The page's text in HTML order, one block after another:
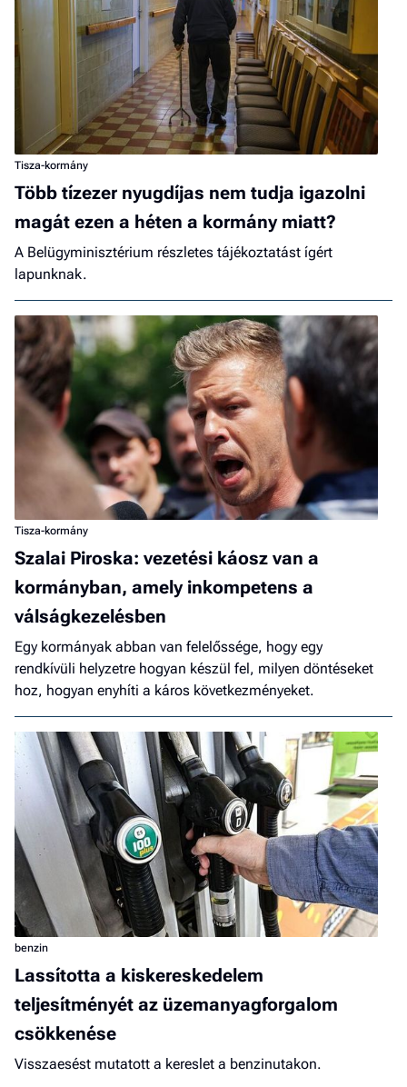
Tisza-kormány
Több tízezer nyugdíjas nem tudja igazolni
magát ezen a héten a kormány miatt?
A Belügyminisztérium részletes tájékoztatást ígért
lapunknak.
Tisza-kormány
Szalai Piroska: vezetési káosz van a
kormányban, amely inkompetens a
válságkezelésben
Egy kormányak abban van felelőssége, hogy egy
rendkívüli helyzetre hogyan készül fel, milyen döntéseket
hoz, hogyan enyhíti a káros következményeket.
benzin
Lassította a kiskereskedelem
teljesítményét az üzemanyagforgalom
csökkenése
Visszaesést mutatott a kereslet a benzinutakon.